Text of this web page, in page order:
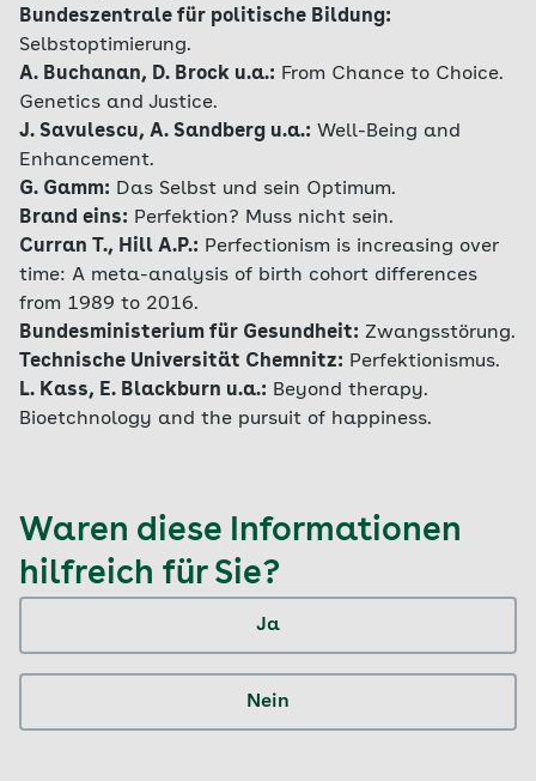
Bundeszentrale für politische Bildung:
Selbstoptimierung.
A. Buchanan, D. Brock u.a.: From Chance to Choice.
Genetics and Justice.
J. Savulescu, A. Sandberg u.a.: Well-Being and
Enhancement.
G. Gamm: Das Selbst und sein Optimum.
Brand eins: Perfektion? Muss nicht sein.
Curran T., Hill A.P.: Perfectionism is increasing over
time: A meta-analysis of birth cohort differences
from 1989 to 2016.
Bundesministerium für Gesundheit: Zwangsstörung.
Technische Universität Chemnitz: Perfektionismus.
L. Kass, E. Blackburn u.a.: Beyond therapy.
Bioetchnology and the pursuit of happiness.
Waren diese Informationen
hilfreich für Sie?
Ja
Nein